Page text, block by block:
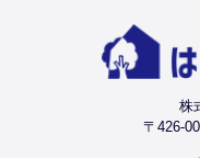
株
〒426-